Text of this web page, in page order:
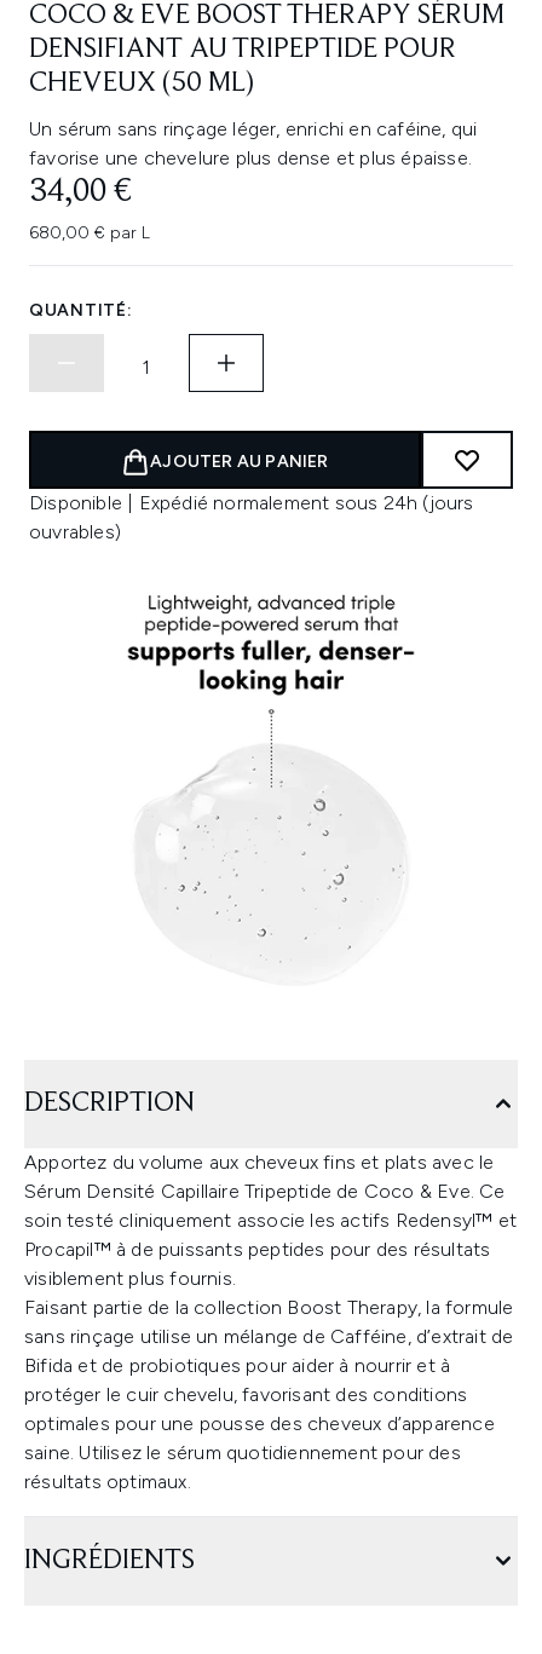
COCO & EVE BOOST THERAPY SÉRUM
DENSIFIANT AU TRIPEPTIDE POUR
CHEVEUX (50 ML)
Un sérum sans rinçage léger, enrichi en caféine, qui
favorise une chevelure plus dense et plus épaisse.
34,00 €
680,00 € par L
QUANTITÉ:
AJOUTER AU PANIER
Disponible | Expédié normalement sous 24h (jours
ouvrables)
DESCRIPTION
Apportez du volume aux cheveux fins et plats avec le
Sérum Densité Capillaire Tripeptide de Coco & Eve. Ce
soin testé cliniquement associe les actifs Redensyl™ et
Procapil™ à de puissants peptides pour des résultats
visiblement plus fournis.
Faisant partie de la collection Boost Therapy, la formule
sans rinçage utilise un mélange de Cafféine, d’extrait de
Bifida et de probiotiques pour aider à nourrir et à
protéger le cuir chevelu, favorisant des conditions
optimales pour une pousse des cheveux d’apparence
saine. Utilisez le sérum quotidiennement pour des
résultats optimaux.
INGRÉDIENTS